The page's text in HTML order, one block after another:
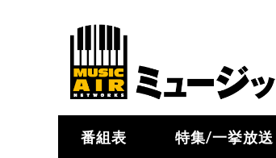
番組表 特集/一挙放送